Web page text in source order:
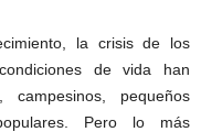
la crisis de los
de vida han
campesinos, pequeños
Pero lo más